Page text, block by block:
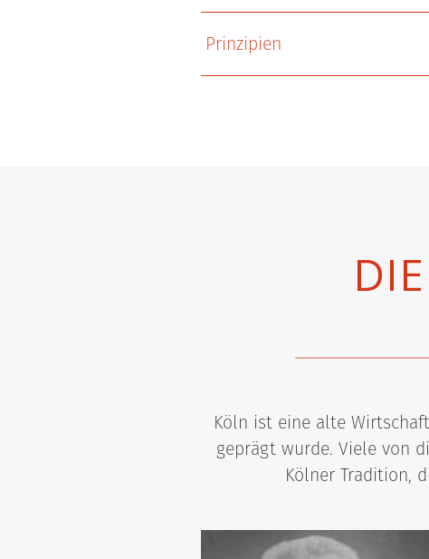
Prinzipien
Köln ist eine alte
geprägt wurde. Viele von
Kölner Tradition,